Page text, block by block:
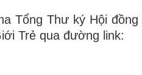
Tổng Thư ký Hội đồng
Trẻ qua đường link: